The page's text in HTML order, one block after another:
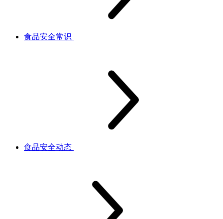
食品安全常识
食品安全动态